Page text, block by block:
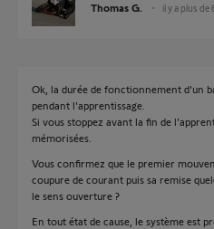
Thomas G. il y a plus de
Ok, la durée de fonctionnement d'un
pendant l'apprentissage.
Si vous stoppez avant la fin de
mémorisées.
Vous confirmez que le premier
coupure de courant puis sa remise
le sens ouverture ?
En tout état de cause, le système est